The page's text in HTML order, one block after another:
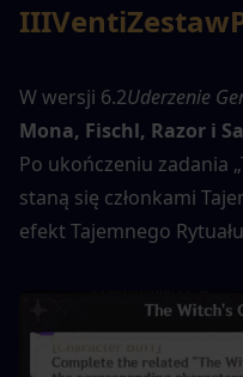
IIIVentiZestaw
W wersji 6.2Uderzenie
Mona, Fischl, Razor i
Po ukończeniu zadania
staną się członkami
efekt Tajemnego